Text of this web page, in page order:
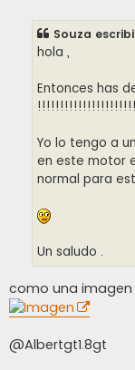
Souza
hola ,
Entonces has
Yo lo tengo a
en este motor
normal para
Un saludo .
como una imagen
@Albertgt1.8gt